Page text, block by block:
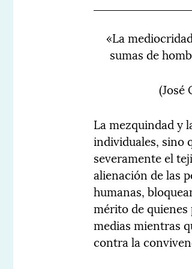
«La
sumas de
(José
Lamezquindad y
individuales, sino
severamente el
alienación de las
humanas,
mérito de
medias mientras
contra la